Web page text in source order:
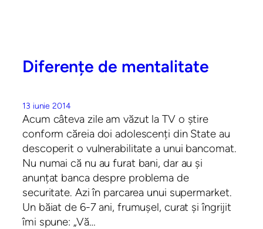
Diferențe de mentalitate
13 iunie 2014
Acum câteva zile am văzut la TV o știre
conform căreia doi adolescenți din State au
descoperit o vulnerabilitate a unui bancomat.
Nu numai că nu au furat bani, dar au și
anunțat banca despre problema de
securitate. Azi în parcarea unui supermarket.
Un băiat de 6-7 ani, frumușel, curat și îngrijit
îmi spune: „Vă…